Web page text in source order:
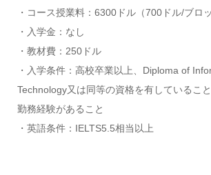
・コース授業料：6300ドル（700ドル/ブロ
・入学金：なし
・教材費：250ドル
・入学条件：高校卒業以上、Diploma of
Technology又は同等の資格を有しているこ
勤務経験があること
・英語条件：IELTS5.5相当以上